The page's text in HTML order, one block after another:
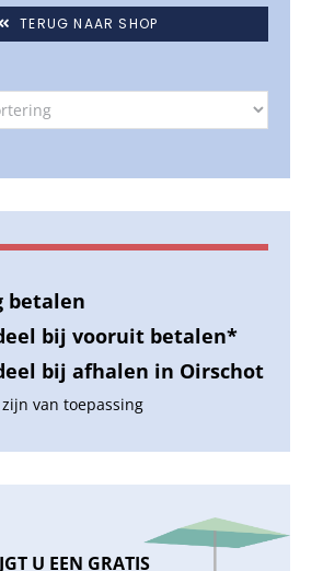
TERUG NAAR SHOP
betalen
bij vooruit betalen*
bij afhalen in Oirschot
van toepassing
U EEN GRATIS